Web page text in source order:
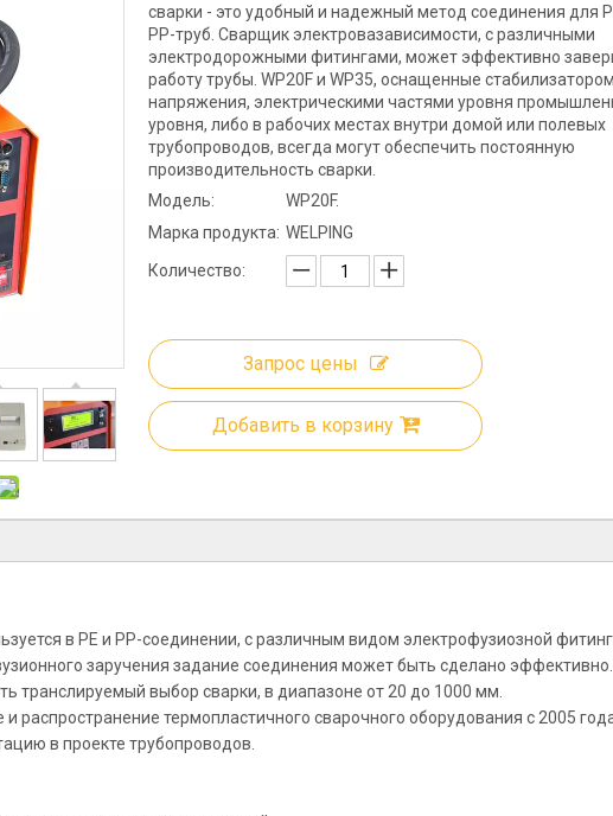
сварки - это удобный и надежный метод соединения для
PP-труб. Сварщик электровазависимости, с различными
электродорожными фитингами, может эффективно
работу трубы. WP20F и WP35, оснащенные стабилизатором
напряжения, электрическими частями уровня
уровня, либо в рабочих местах внутри домой или полевых
трубопроводов, всегда могут обеспечить постоянную
производительность сварки.
Модель:
WP20F.
Марка продукта: WELPING
Количество:
Запрос цены
Добавить в корзину
в PE и PP-соединении, с различным видом электрофузиозной
заручения задание соединения может быть сделано
транслируемый выбор сварки, в диапазоне от 20 до 1000 мм.
распространение термопластичного сварочного оборудования с 2005
в проекте трубопроводов.